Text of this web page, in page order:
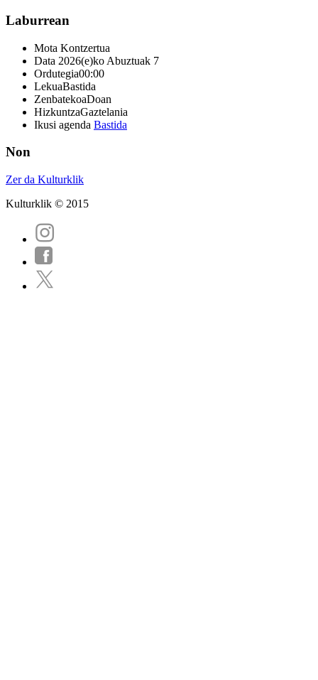
Laburrean
Mota Kontzertua
Data 2026(e)ko Abuztuak 7
Ordutegia00:00
LekuaBastida
ZenbatekoaDoan
HizkuntzaGaztelania
Ikusi agenda Bastida
Non
Zer da Kulturklik
Kulturklik © 2015